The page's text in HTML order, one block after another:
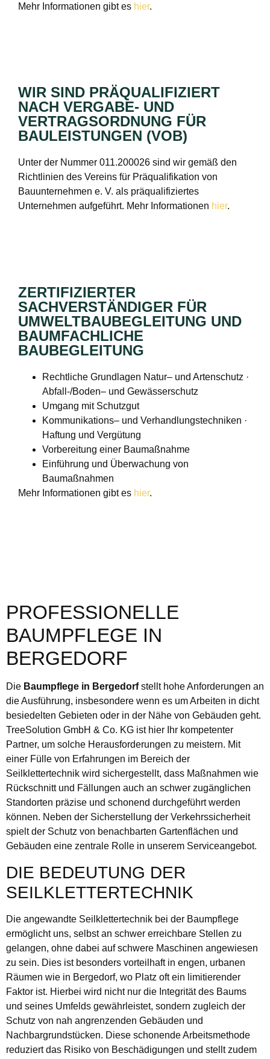
Mehr Informationen gibt es hier.
WIR SIND PRÄQUALIFIZIERT
NACH VERGABE- UND
VERTRAGSORDNUNG FÜR
BAULEISTUNGEN (VOB)
Unter der Nummer 011.200026 sind wir gemäß den
Richtlinien des Vereins für Präqualifikation von
Bauunternehmen e. V. als präqualifiziertes
Unternehmen aufgeführt. Mehr Informationen hier.
ZERTIFIZIERTER
SACHVERSTÄNDIGER FÜR
UMWELTBAUBEGLEITUNG UND
BAUMFACHLICHE
BAUBEGLEITUNG
Rechtliche Grundlagen Natur– und Artenschutz ·
Abfall-/Boden– und Gewässerschutz
Umgang mit Schutzgut
Kommunikations– und Verhandlungstechniken ·
Haftung und Vergütung
Vorbereitung einer Baumaßnahme
Einführung und Überwachung von
Baumaßnahmen
Mehr Informationen gibt es hier.
PROFESSIONELLE
BAUMPFLEGE IN
BERGEDORF
Die Baumpflege in Bergedorfstellt hohe Anforderungen an
die Ausführung, insbesondere wenn es um Arbeiten in dicht
besiedelten Gebieten oder in der Nähe von Gebäuden geht.
TreeSolution GmbH & Co. KG ist hier Ihr kompetenter
Partner, um solche Herausforderungen zu meistern. Mit
einer Fülle von Erfahrungen im Bereich der
Seilklettertechnik wird sichergestellt, dass Maßnahmen wie
Rückschnitt und Fällungen auch an schwer zugänglichen
Standorten präzise und schonend durchgeführt werden
können. Neben der Sicherstellung der Verkehrssicherheit
spielt der Schutz von benachbarten Gartenflächen und
Gebäuden eine zentrale Rolle in unserem Serviceangebot.
DIE BEDEUTUNG DER
SEILKLETTERTECHNIK
Die angewandte Seilklettertechnik bei der Baumpflege
ermöglicht uns, selbst an schwer erreichbare Stellen zu
gelangen, ohne dabei auf schwere Maschinen angewiesen
zu sein. Dies ist besonders vorteilhaft in engen, urbanen
Räumen wie in Bergedorf, wo Platz oft ein limitierender
Faktor ist. Hierbei wird nicht nur die Integrität des Baums
und seines Umfelds gewährleistet, sondern zugleich der
Schutz von nah angrenzenden Gebäuden und
Nachbargrundstücken. Diese schonende Arbeitsmethode
reduziert das Risiko von Beschädigungen und stellt zudem